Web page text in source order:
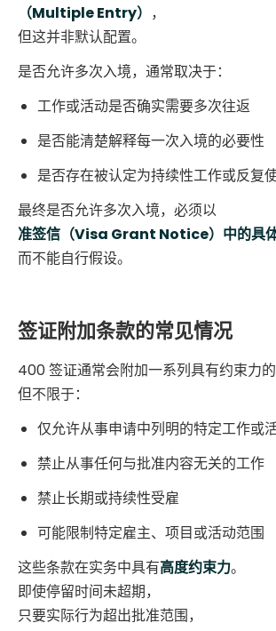
（Multiple Entry） ，
但这并非默认配置。
是否允许多次入境，通常取决于：
工作或活动是否确实需要多次往返
是否能清楚解释每一次入境的必要性
是否存在被认定为持续性工作或反复
最终是否允许多次入境，必须以
准签信（Visa Grant Notice）中的具
而不能自行假设。
签证附加条款的常见情况
400 签证通常会附加一系列具有约束力
但不限于：
仅允许从事申请中列明的特定工作或
禁止从事任何与批准内容无关的工作
禁止长期或持续性受雇
可能限制特定雇主、项目或活动范围
这些条款在实务中具有高度约束力。
即使停留时间未超期，
只要实际行为超出批准范围，